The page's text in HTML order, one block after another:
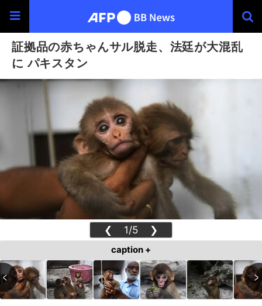
証拠品の赤ちゃんサル脱走、法廷が大混乱
に パキスタン
❮ 1/5 ❯
caption +